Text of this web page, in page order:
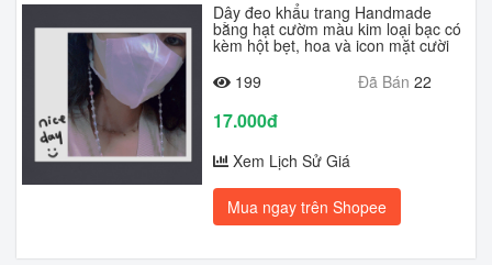
Dây đeo khẩu trang Handmade
bằng hạt cườm màu kim loại bạc có
kèm hột bẹt, hoa và icon mặt cười
199
Đã Bán 22
17.000đ
Xem Lịch Sử Giá
Mua ngay trên Shopee